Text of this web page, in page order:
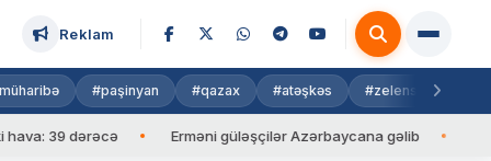
Reklam
#paşinyan #qazax #atəşkəs #zelenski
dərəcə Erməni güləşçilər Azərbaycana gəlib İlham